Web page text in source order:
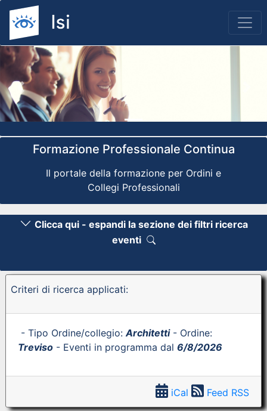
Previous
Formazione Professionale Continua
Il portale della formazione per Ordini e
Collegi Professionali
Clicca qui - espandi la sezione dei filtri ricerca
eventi
Criteri di ricerca applicati:
- Tipo Ordine/collegio:Architetti- Ordine:
Treviso - Eventi in programma dal 6/8/2026
iCal Feed RSS